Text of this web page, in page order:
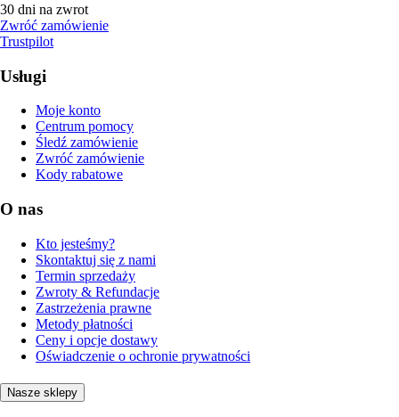
30 dni na zwrot
Zwróć zamówienie
Trustpilot
Usługi
Moje konto
Centrum pomocy
Śledź zamówienie
Zwróć zamówienie
Kody rabatowe
O nas
Kto jesteśmy?
Skontaktuj się z nami
Termin sprzedaży
Zwroty & Refundacje
Zastrzeżenia prawne
Metody płatności
Ceny i opcje dostawy
Oświadczenie o ochronie prywatności
Nasze sklepy